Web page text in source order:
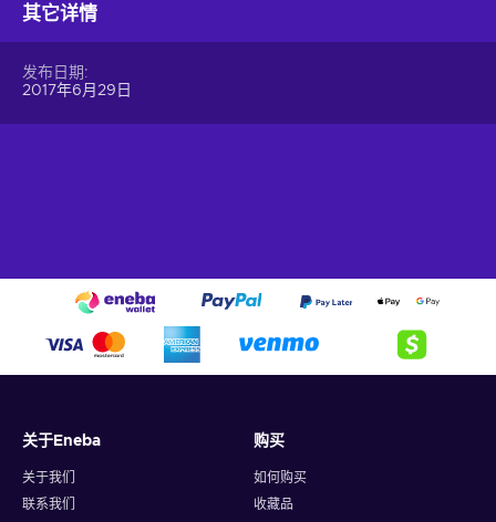
其它详情
发布日期
2017年6月29日
关于Eneba
关于我们
联系我们
购买
如何购买
收藏品